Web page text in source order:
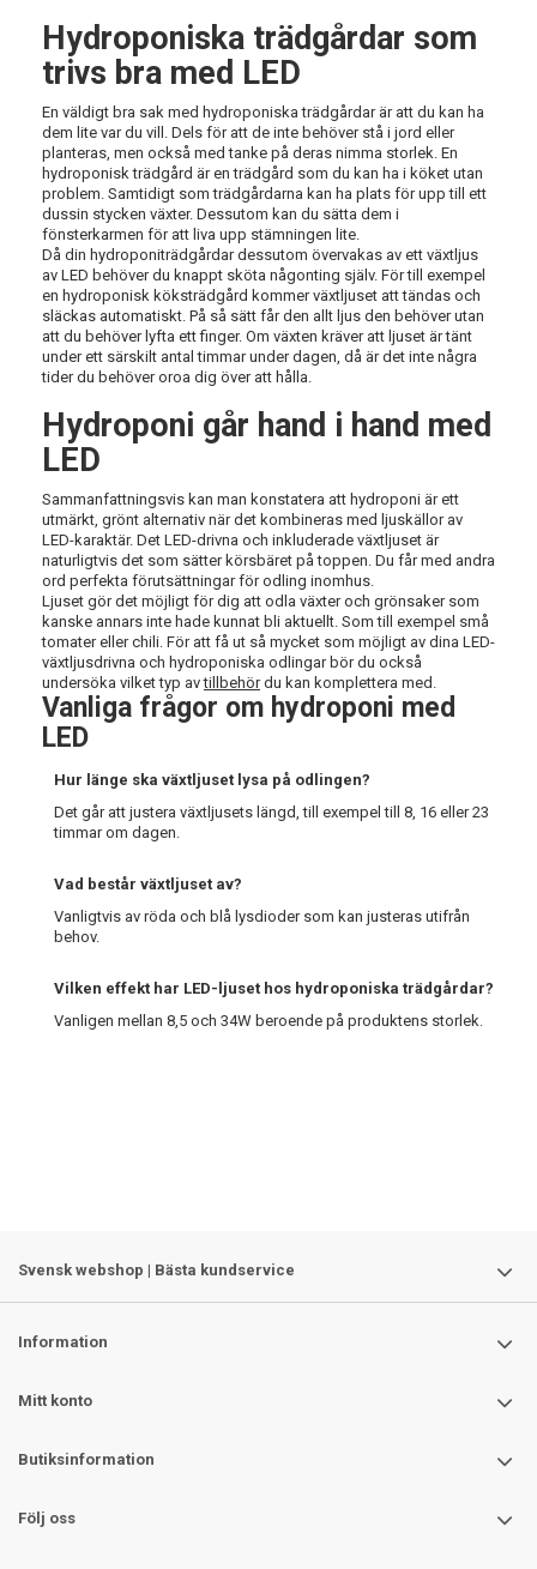
Hydroponiska trädgårdar som
trivs bra med LED
En väldigt bra sak med hydroponiska trädgårdar är att du kan ha
dem lite var du vill. Dels för att de inte behöver stå i jord eller
planteras, men också med tanke på deras nimma storlek. En
hydroponisk trädgård är en trädgård som du kan ha i köket utan
problem. Samtidigt som trädgårdarna kan ha plats för upp till ett
dussin stycken växter. Dessutom kan du sätta dem i
fönsterkarmen för att liva upp stämningen lite.
Då din hydroponiträdgårdar dessutom övervakas av ett växtljus
av LED behöver du knappt sköta någonting själv. För till exempel
en hydroponisk köksträdgård kommer växtljuset att tändas och
släckas automatiskt. På så sätt får den allt ljus den behöver utan
att du behöver lyfta ett finger. Om växten kräver att ljuset är tänt
under ett särskilt antal timmar under dagen, då är det inte några
tider du behöver oroa dig över att hålla.
Hydroponi går hand i hand med
LED
Sammanfattningsvis kan man konstatera att hydroponi är ett
utmärkt, grönt alternativ när det kombineras med ljuskällor av
LED-karaktär. Det LED-drivna och inkluderade växtljuset är
naturligtvis det som sätter körsbäret på toppen. Du får med andra
ord perfekta förutsättningar för odling inomhus.
Ljuset gör det möjligt för dig att odla växter och grönsaker som
kanske annars inte hade kunnat bli aktuellt. Som till exempel små
tomater eller chili. För att få ut så mycket som möjligt av dina LED-
växtljusdrivna och hydroponiska odlingar bör du också
undersöka vilket typ avtillbehördu kan komplettera med.
Vanliga frågor om hydroponi med
LED
Hur länge ska växtljuset lysa på odlingen?
Det går att justera växtljusets längd, till exempel till 8, 16 eller 23
timmar om dagen.
Vad består växtljuset av?
Vanligtvis av röda och blå lysdioder som kan justeras utifrån
behov.
Vilken effekt har LED-ljuset hos hydroponiska trädgårdar?
Vanligen mellan 8,5 och 34W beroende på produktens storlek.
Svensk webshop | Bästa kundservice
Information
Mitt konto
Butiksinformation
Följ oss